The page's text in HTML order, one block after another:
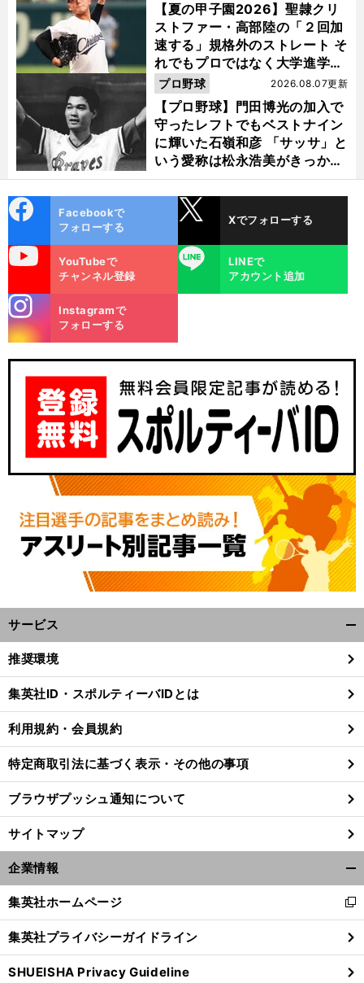
【夏の甲子園2026】聖隷クリ
ストファー・高部陸の「２回加
速する」規格外のストレート そ
れでもプロではなく大学進学を
選ぶ理由
【プロ野球】門田博光の加入で
守ったレフトでもベストナイン
に輝いた石嶺和彦 「サッサ」と
いう愛称は松永浩美がきっか
け？
2026.08.07更新
プロ野球
ok
Facebookで
フォローする
Xでフォローする
YouTubeで
チャンネル登録
LINE
LINEで
アカウント追加
m
Instagramで
フォローする
サービス
閉
る
推奨環境
集英社ID・スポルティーバIDとは
利用規約・会員規約
特定商取引法に基づく表示・その他の事項
ブラウザプッシュ通知について
サイトマップ
企業情報
閉
る
集英社ホームページ
新
し
い
ウ
ィ
集英社プライバシーガイドライン
SHUEISHA Privacy Guideline